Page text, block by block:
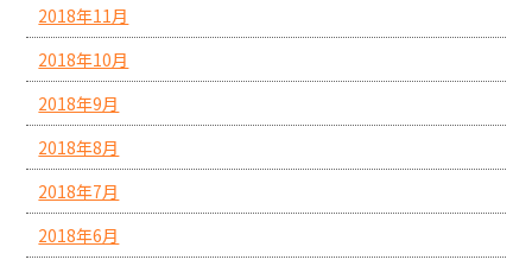
2018年11月
2018年10月
2018年9月
2018年8月
2018年7月
2018年6月